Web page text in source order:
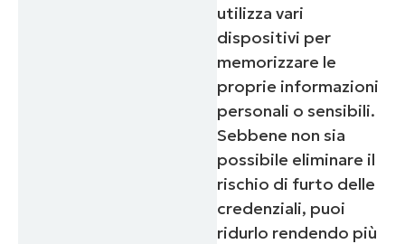
utilizza vari
dispositivi per
memorizzare le
proprie informazioni
personali o sensibili.
Sebbene non sia
possibile eliminare il
rischio di furto delle
credenziali, puoi
ridurlo rendendo più